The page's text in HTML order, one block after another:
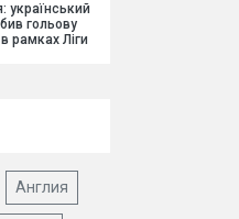
український
гольову
рамках Ліги
Англия